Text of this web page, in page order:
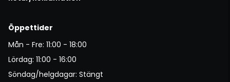
Öppettider
Mån - Fre: 11:00 - 18:00
Lördag: 11:00 - 16:00
Söndag/helgdagar: Stängt